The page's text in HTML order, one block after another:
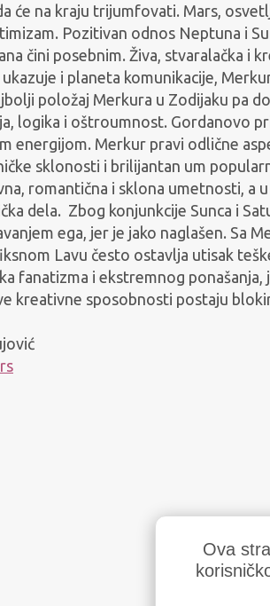
će na kraju trijumfovati. Mars,
Pozitivan odnos Neptuna i
čini posebnim. Živa, stvaralačka i
i planeta komunikacije,
položaj Merkura u Zodijaku pa
logika i oštroumnost. Gordanovo
energijom. Merkur pravi odlične
sklonosti i brilijantan um
romantična i sklona umetnosti, a
dela. Zbog konjunkcije Sunca i
ega, jer je jako naglašen. Sa
Lavu često ostavlja utisak
fanatizma i ekstremnog ponašanja,
kreativne sposobnosti postaju
Ova